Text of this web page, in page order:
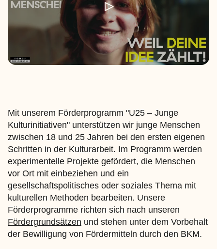
Mit unserem Förderprogramm "U25 – Junge
Kulturinitiativen" unterstützen wir junge Menschen
zwischen 18 und 25 Jahren bei den ersten eigenen
Schritten in der Kulturarbeit. Im Programm werden
experimentelle Projekte gefördert, die Menschen
vor Ort mit einbeziehen und ein
gesellschaftspolitisches oder soziales Thema mit
kulturellen Methoden bearbeiten. Unsere
Förderprogramme richten sich nach unseren
Fördergrundsätzen und stehen unter dem Vorbehalt
der Bewilligung von Fördermitteln durch den BKM.